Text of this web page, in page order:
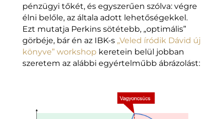
pénzügyi tőkét, és egyszerűen szólva: végre
élni belőle, az általa adott lehetőségekkel.
Ezt mutatja Perkins sötétebb, „optimális”
görbéje, bár én az IBK-s „Veled íródik Dávid új
könyve” workshop keretein belül jobban
szeretem az alábbi egyértelműbb ábrázolást: